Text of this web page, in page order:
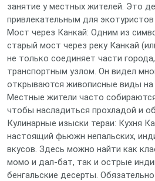
занятие у местных жителей. Это
привлекательным для
Мост через Канкай: Одним из
старый мост через реку Канкай
не только соединяет части
транспортным узлом. Он видел
открываются живописные виды на
Местные жители часто
чтобы насладиться прохладой и
Кулинарные изыски тераи: Кухня
настоящий фьюжн непальских,
вкусов. Здесь можно найти как
момо и дал-бат, так и острые
бенгальские десерты.